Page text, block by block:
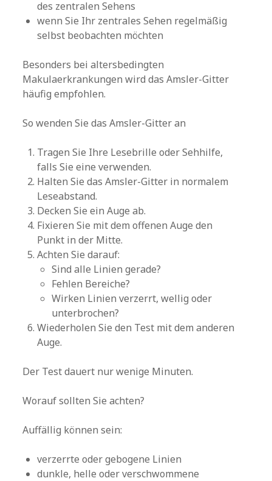
des zentralen Sehens
wenn Sie Ihr zentrales Sehen regelmäßig
selbst beobachten möchten
Besonders bei altersbedingten
Makulaerkrankungen wird das Amsler-Gitter
häufig empfohlen.
So wenden Sie das Amsler-Gitter an
Tragen Sie Ihre Lesebrille oder Sehhilfe,
falls Sie eine verwenden.
Halten Sie das Amsler-Gitter in normalem
Leseabstand.
Decken Sie ein Auge ab.
Fixieren Sie mit dem offenen Auge den
Punkt in der Mitte.
Achten Sie darauf:
Sind alle Linien gerade?
Fehlen Bereiche?
Wirken Linien verzerrt, wellig oder
unterbrochen?
Wiederholen Sie den Test mit dem anderen
Auge.
Der Test dauert nur wenige Minuten.
Worauf sollten Sie achten?
Auffällig können sein:
verzerrte oder gebogene Linien
dunkle, helle oder verschwommene